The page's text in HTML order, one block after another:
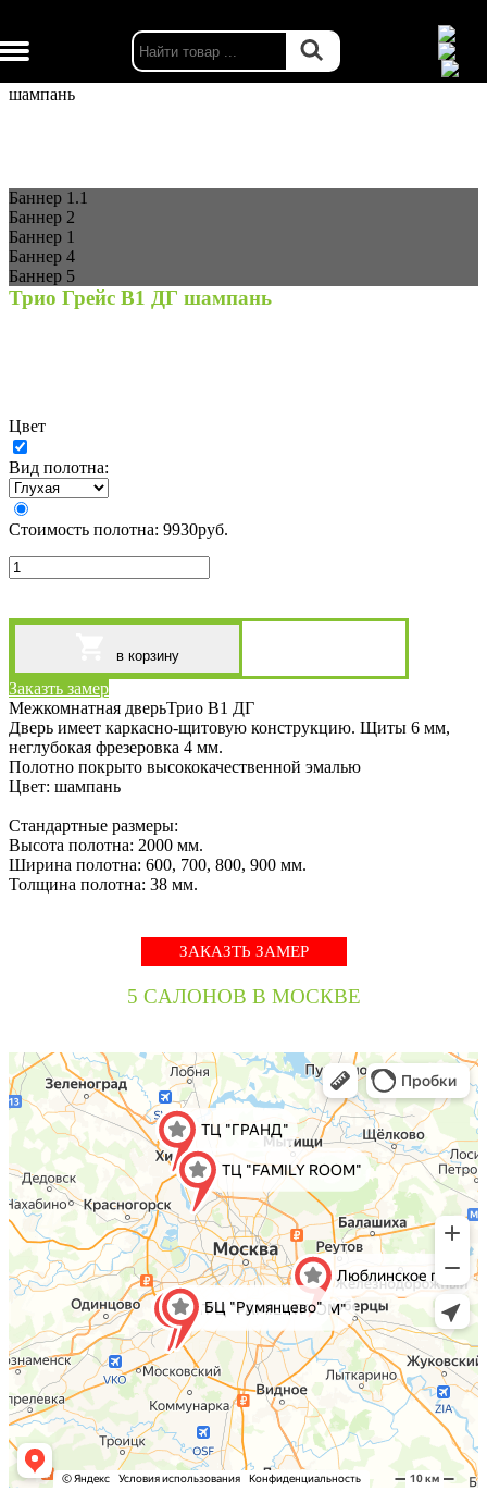
Двери межкомнатныеBP-Дорс склад
Трио Грейс В1 ДГ
шампань
Баннер 1.1
Баннер 2
Баннер 1
Баннер 4
Баннер 5
Трио Грейс В1 ДГ шампань
Цвет
Вид полотна:
Стоимость полотна: 9930руб.
в корзину
Заказть замер
Межкомнатная дверьТрио В1 ДГ
Дверь имеет каркасно-щитовую конструкцию. Щиты 6 мм,
неглубокая фрезеровка 4 мм.
Полотно покрыто высококачественной эмалью
Цвет: шампань
Стандартные размеры:
Высота полотна: 2000 мм.
Ширина полотна: 600, 700, 800, 900 мм.
Толщина полотна: 38 мм.
ЗАКАЗТЬ ЗАМЕР
5 CАЛОНОВ В МОСКВЕ